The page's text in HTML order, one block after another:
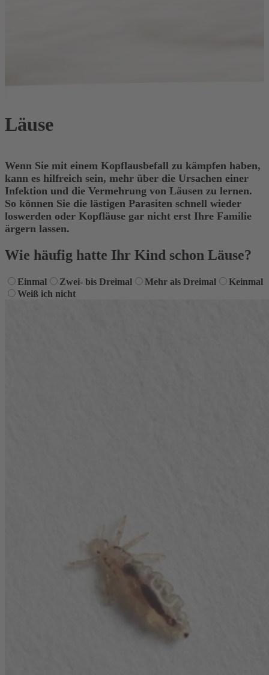
Läuse
Wenn Sie mit einem Kopflausbefall zu kämpfen haben,
kann es hilfreich sein, mehr über die Ursachen einer
Infektion und die Vermehrung von Läusen zu lernen.
So können Sie die lästigen Parasiten schnell wieder
loswerden oder Kopfläuse gar nicht erst Ihre Familie
ärgern lassen.
Wie häufig hatte Ihr Kind schon Läuse?
Einmal Zwei- bis Dreimal Mehr als Dreimal
Keinmal
Weiß ich nicht